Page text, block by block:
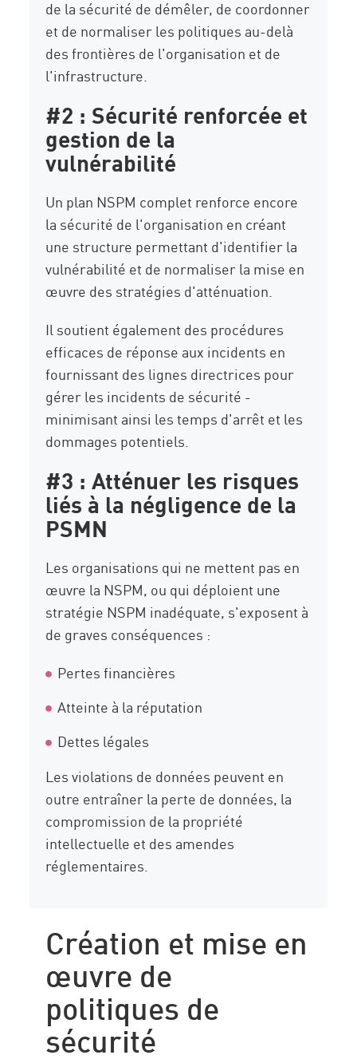
de la sécurité de démêler, de coordonner
et de normaliser les politiques au-delà
des frontières de l'organisation et de
l'infrastructure.
#2 : Sécurité renforcée et
gestion de la
vulnérabilité
Un plan NSPM complet renforce encore
la sécurité de l'organisation en créant
une structure permettant d'identifier la
vulnérabilité et de normaliser la mise en
œuvre des stratégies d'atténuation.
Il soutient également des procédures
efficaces de réponse aux incidents en
fournissant des lignes directrices pour
gérer les incidents de sécurité -
minimisant ainsi les temps d'arrêt et les
dommages potentiels.
#3 : Atténuer les risques
liés à la négligence de la
PSMN
Les organisations qui ne mettent pas en
œuvre la NSPM, ou qui déploient une
stratégie NSPM inadéquate, s'exposent à
de graves conséquences :
Pertes financières
Atteinte à la réputation
Dettes légales
Les violations de données peuvent en
outre entraîner la perte de données, la
compromission de la propriété
intellectuelle et des amendes
réglementaires.
Création et mise en
œuvre de
politiques de
sécurité